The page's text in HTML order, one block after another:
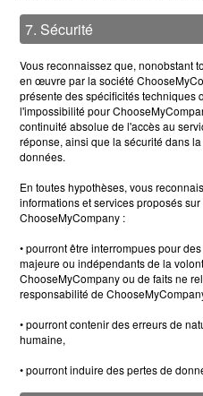
7. Sécurité
Vous reconnaissez que, nonobstant
en œuvre par la société
présente des spécificités techniques
l'impossibilité pour
continuité absolue de l'accès au
réponse, ainsi que la sécurité dans
données.
En toutes hypothèses, vous
informations et services proposés sur
ChooseMyCompany :
• pourront être interrompues pour
majeure ou indépendants de la
ChooseMyCompany ou de faits ne
responsabilité de
• pourront contenir des erreurs de
humaine,
• pourront induire des pertes de